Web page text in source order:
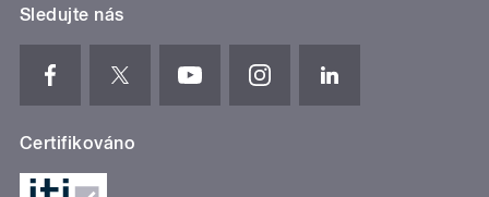
Sledujte nás
Certifikováno